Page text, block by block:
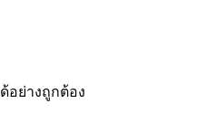
อย่างถูกต้อง